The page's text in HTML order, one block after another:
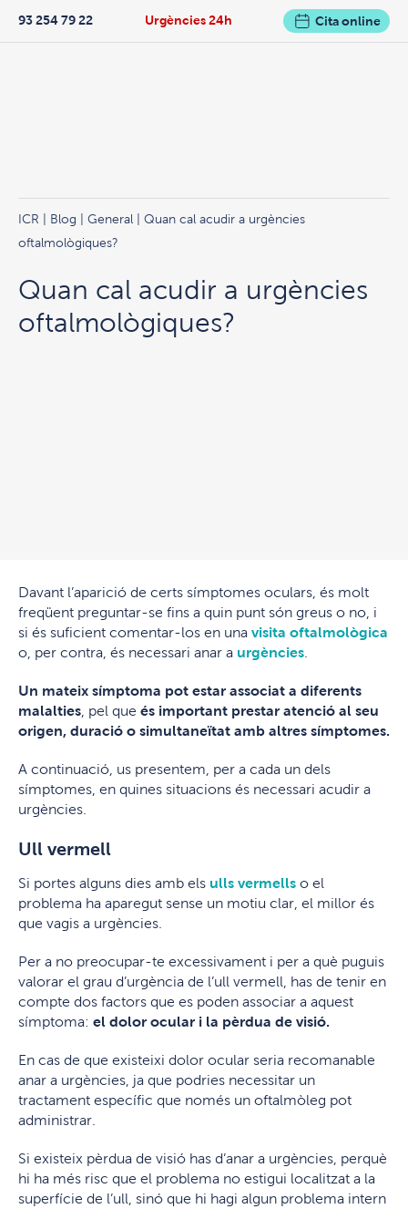
Urgències 24h
93 254 79 22 Cita online
ICR Blog General | Quan cal acudir a urgències
oftalmològiques?
Quan cal acudir a urgències
oftalmològiques?
Davant l’aparició de certs símptomes oculars, és molt
freqüent preguntar-se fins a quin punt són greus o no, i
si és suficient comentar-los en una visita oftalmològica
o, per contra, és necessari anar a urgències
Un mateix símptoma pot estar associat a diferents
malalties , pel que és important prestar atenció al seu
origen, duració o simultaneïtat amb altres símptomes.
A continuació, us presentem, per a cada un dels
símptomes, en quines situacions és necessari acudir a
urgències.
Ull vermell
Si portes alguns dies amb els ulls vermells o el
problema ha aparegut sense un motiu clar, el millor és
que vagis a urgències.
Per a no preocupar-te excessivament i per a què puguis
valorar el grau d’urgència de l’ull vermell, has de tenir en
compte dos factors que es poden associar a aquest
símptoma: el dolor ocular i la pèrdua de visió.
En cas de que existeixi dolor ocular seria recomanable
anar a urgències, ja que podries necessitar un
tractament específic que només un oftalmòleg pot
administrar.
Si existeix pèrdua de visió has d’anar a urgències, perquè
hi ha més risc que el problema no estigui localitzat a la
superfície de l’ull, sinó que hi hagi algun problema intern